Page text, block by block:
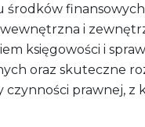
środków
i
księgowości i
oraz skuteczne
czynności prawnej,